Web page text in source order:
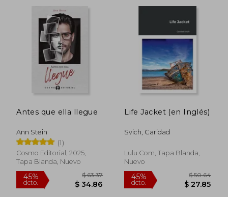
Antes que ella llegue
Ann Stein
(1)
Cosmo Editorial, 2025,
Tapa Blanda, Nuevo
Life Jacket (en Inglés)
Svich, Caridad
Lulu.com, Tapa Blanda,
Nuevo